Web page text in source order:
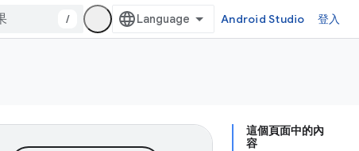
/ Android Studio 登入
這個頁面中的內
容